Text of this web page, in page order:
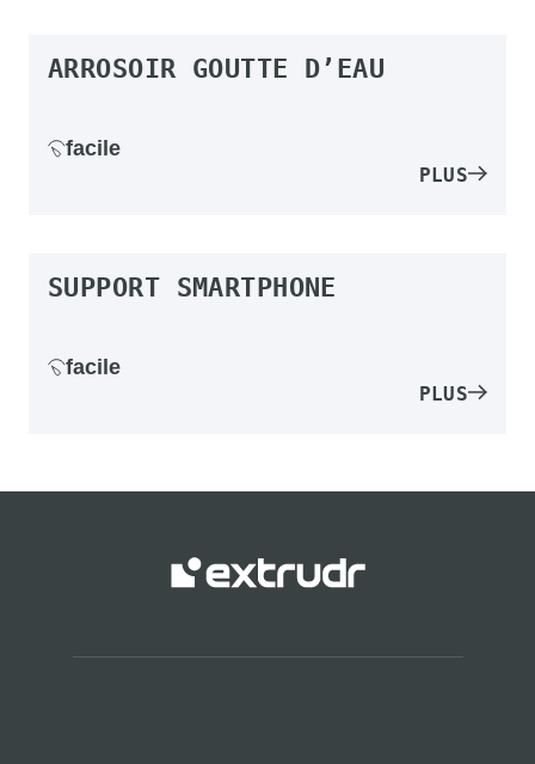
ARROSOIR GOUTTE D’EAU
facile
PLUS
SUPPORT SMARTPHONE
facile
PLUS